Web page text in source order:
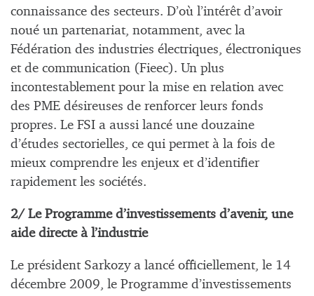
connaissance des secteurs. D’où l’intérêt d’avoir
noué un partenariat, notamment, avec la
Fédération des industries électriques, électroniques
et de communication (Fieec). Un plus
incontestablement pour la mise en relation avec
des PME désireuses de renforcer leurs fonds
propres. Le FSI a aussi lancé une douzaine
d’études sectorielles, ce qui permet à la fois de
mieux comprendre les enjeux et d’identifier
rapidement les sociétés.
2/ Le Programme d’investissements d’avenir, une
aide directe à l’industrie
Le président Sarkozy a lancé officiellement, le 14
décembre 2009, le Programme d’investissements